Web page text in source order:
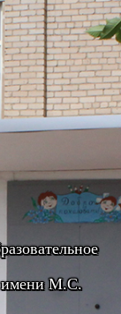
имени М.С.